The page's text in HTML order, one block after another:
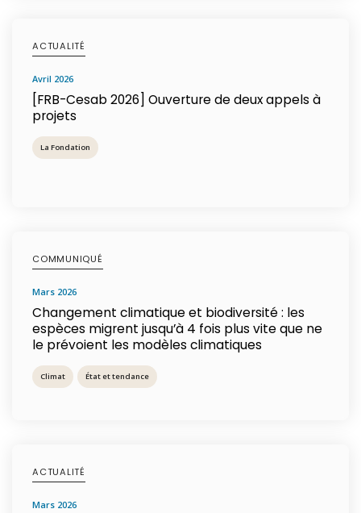
ACTUALITÉ
avril 2026
[FRB-Cesab 2026] Ouverture de deux appels à
projets
La Fondation
COMMUNIQUÉ
mars 2026
Changement climatique et biodiversité : les
espèces migrent jusqu’à 4 fois plus vite que ne
le prévoient les modèles climatiques
Climat État et tendance
ACTUALITÉ
mars 2026